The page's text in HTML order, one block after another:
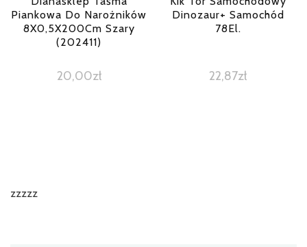
Piankowa Do Narożników
8X0,5X200Cm Szary
(202411)
20,00zł
Dinozaur+ Samochód
78El.
22,87zł
zzzzz